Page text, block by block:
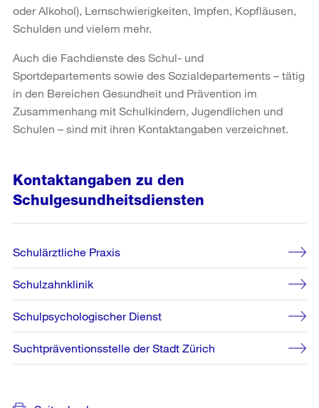
oder Alkohol), Lernschwierigkeiten, Impfen, Kopfläusen,
Schulden und vielem mehr.
Auch die Fachdienste des Schul- und
Sportdepartements sowie des Sozialdepartements – tätig
in den Bereichen Gesundheit und Prävention im
Zusammenhang mit Schulkindern, Jugendlichen und
Schulen – sind mit ihren Kontaktangaben verzeichnet.
Kontaktangaben zu den
Schulgesundheitsdiensten
Schulärztliche Praxis
Schulzahnklinik
Schulpsychologischer Dienst
Suchtpräventionsstelle der Stadt Zürich